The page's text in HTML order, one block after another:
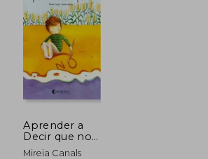
Aprender a
Decir que no
(la Asertividad)
Mireia Canals